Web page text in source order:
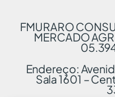
FMURARO
MERCADO
Endereço:
Sala 1601 –